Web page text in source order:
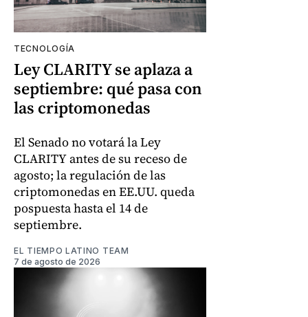
TECNOLOGÍA
Ley CLARITY se aplaza a
septiembre: qué pasa con
las criptomonedas
El Senado no votará la Ley
CLARITY antes de su receso de
agosto; la regulación de las
criptomonedas en EE.UU. queda
pospuesta hasta el 14 de
septiembre.
EL TIEMPO LATINO TEAM
7 de agosto de 2026